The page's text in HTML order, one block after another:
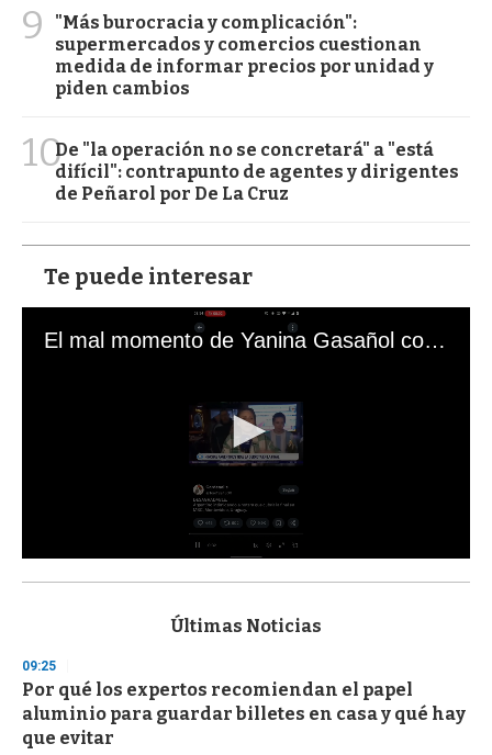
9
"Más burocracia y complicación":
supermercados y comercios cuestionan
medida de informar precios por unidad y
piden cambios
10De "la operación no se concretará" a "está
difícil": contrapunto de agentes y dirigentes
de Peñarol por De La Cruz
Te puede interesar
El mal momento de Yanina Gasañol con un hincha argentino en "Subrayado"
s
d
s
o
f
3
Últimas Noticias
09:25
Por qué los expertos recomiendan el papel
aluminio para guardar billetes en casa y qué hay
que evitar